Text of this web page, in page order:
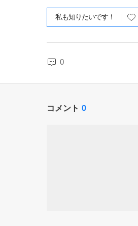
私も知りたいです！
0
コメント 0